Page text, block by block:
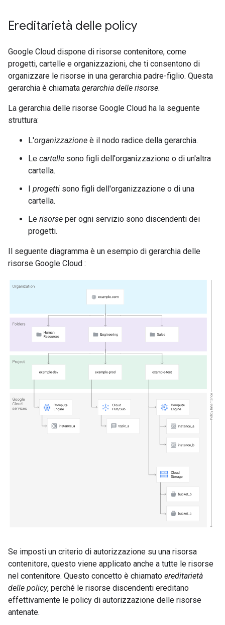
Ereditarietà delle policy
Google Cloud dispone di risorse contenitore, come
progetti, cartelle e organizzazioni, che ti consentono di
organizzare le risorse in una gerarchia padre-figlio. Questa
gerarchia è chiamata gerarchia delle risorse.
La gerarchia delle risorse Google Cloud ha la seguente
struttura:
L'organizzazione è il nodo radice della gerarchia.
Le cartelle sono figli dell'organizzazione o di un'altra
cartella.
progetti sono figli dell'organizzazione o di una
cartella.
Le risorse per ogni servizio sono discendenti dei
progetti.
Il seguente diagramma è un esempio di gerarchia delle
risorse Google Cloud :
Se imposti un criterio di autorizzazione su una risorsa
contenitore, questo viene applicato anche a tutte le risorse
nel contenitore. Questo concetto è chiamato ereditarietà
delle policy, perché le risorse discendenti ereditano
effettivamente le policy di autorizzazione delle risorse
antenate.